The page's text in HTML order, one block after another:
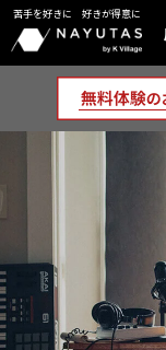
苦手を好きに 好きが得意に